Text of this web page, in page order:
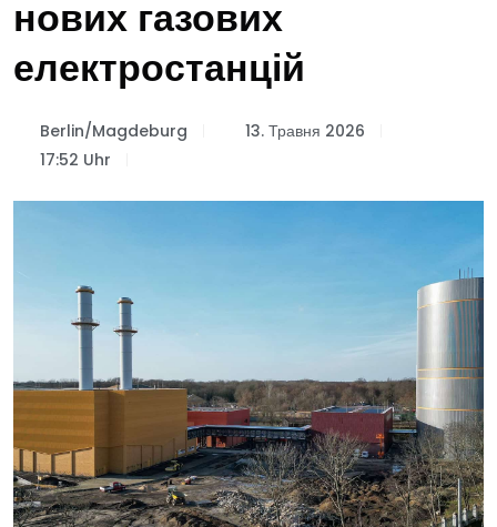
нових газових
електростанцій
Berlin/Magdeburg
13. Травня 2026
17:52 Uhr